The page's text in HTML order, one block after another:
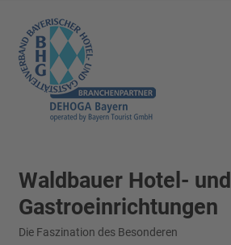
Waldbauer Hotel- und
Gastroeinrichtungen
Die Faszination des Besonderen